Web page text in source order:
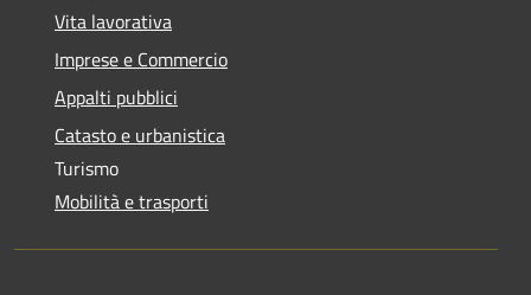
Vita lavorativa
Imprese e Commercio
Appalti pubblici
Catasto e urbanistica
Turismo
Mobilità e trasporti